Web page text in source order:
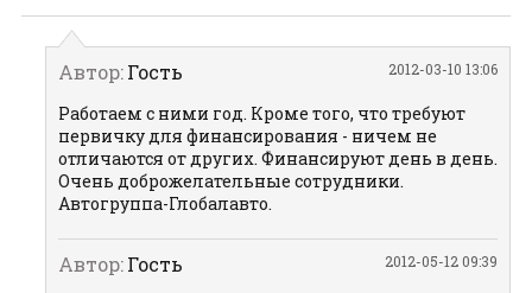
2012-03-10 13:06
Автор:Гость
Работаем с ними год. Кроме того, что требуют
первичку для финансирования - ничем не
отличаются от других. Финансируют день в день.
Очень доброжелательные сотрудники.
Автогруппа-Глобалавто.
2012-05-12 09:39
Автор:Гость